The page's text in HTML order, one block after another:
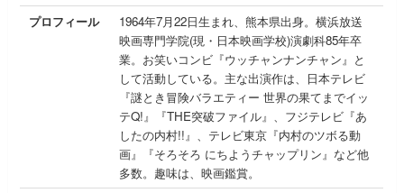
プロフィール
1964年7月22日生まれ、熊本県出身。横浜放送
映画専門学院(現・日本映画学校)演劇科85年卒
業。お笑いコンビ『ウッチャンナンチャン』と
して活動している。主な出演作は、日本テレビ
『謎とき冒険バラエティー 世界の果てまでイッ
テQ!』『THE突破ファイル』、フジテレビ『あ
したの内村!!』、テレビ東京『内村のツボる動
画』『そろそろ にちようチャップリン』など他
多数。趣味は、映画鑑賞。